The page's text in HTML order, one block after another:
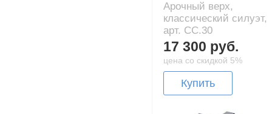
Арочный верх,
классический силуэт,
арт. CC.30
17 300 руб.
цена со скидкой 5%
Купить